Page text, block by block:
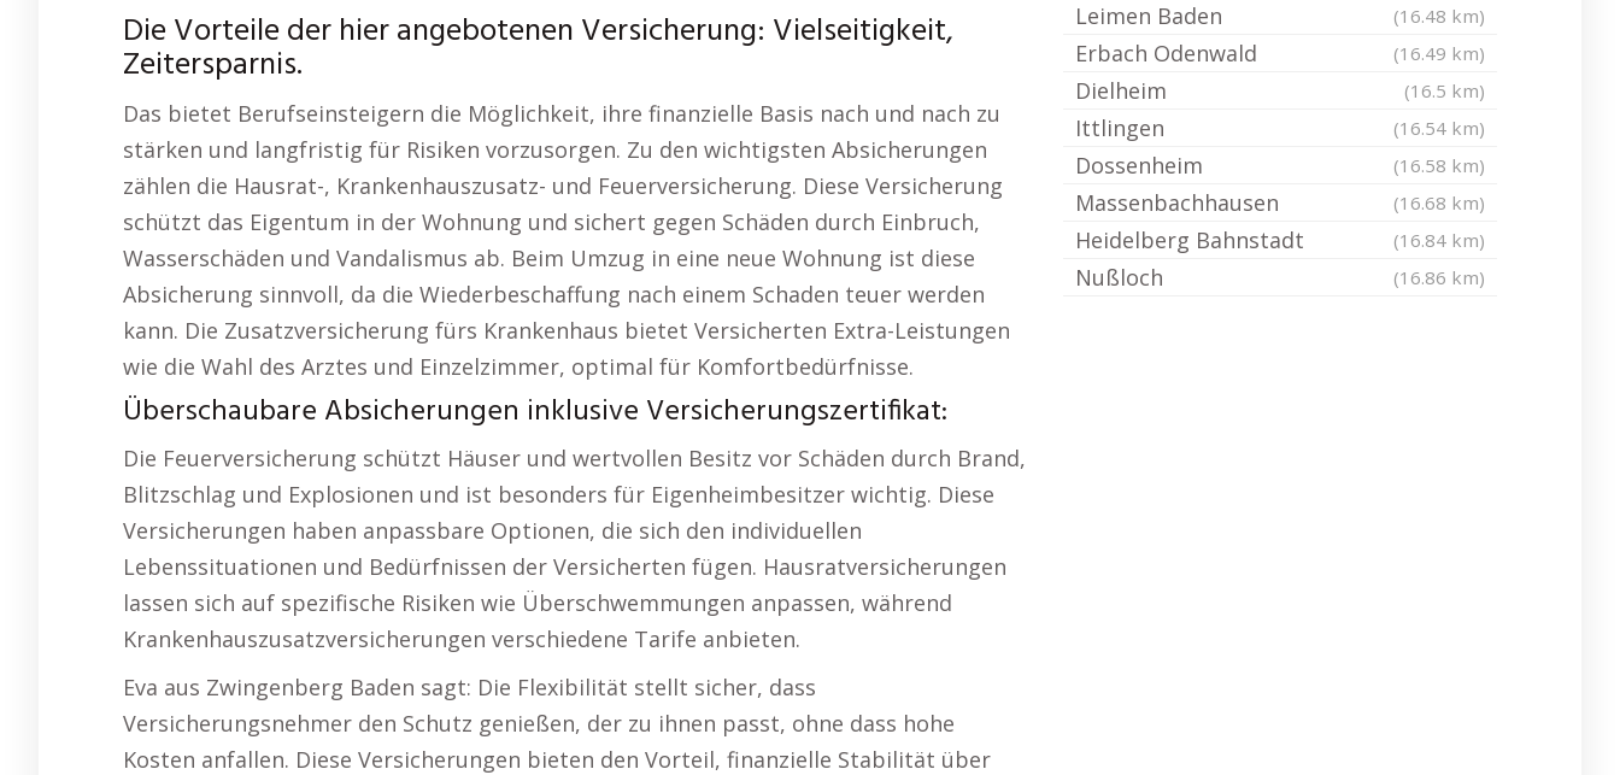
Die Vorteile der hier angebotenen Versicherung: Vielseitigkeit,
Zeitersparnis.
Das bietet Berufseinsteigern die Möglichkeit, ihre finanzielle Basis nach und nach zu
stärken und langfristig für Risiken vorzusorgen. Zu den wichtigsten Absicherungen
zählen die Hausrat-, Krankenhauszusatz- und Feuerversicherung. Diese Versicherung
schützt das Eigentum in der Wohnung und sichert gegen Schäden durch Einbruch,
Wasserschäden und Vandalismus ab. Beim Umzug in eine neue Wohnung ist diese
Absicherung sinnvoll, da die Wiederbeschaffung nach einem Schaden teuer werden
kann. Die Zusatzversicherung fürs Krankenhaus bietet Versicherten Extra-Leistungen
wie die Wahl des Arztes und Einzelzimmer, optimal für Komfortbedürfnisse.
Überschaubare Absicherungen inklusive Versicherungszertifikat:
Die Feuerversicherung schützt Häuser und wertvollen Besitz vor Schäden durch Brand,
Blitzschlag und Explosionen und ist besonders für Eigenheimbesitzer wichtig. Diese
Versicherungen haben anpassbare Optionen, die sich den individuellen
Lebenssituationen und Bedürfnissen der Versicherten fügen. Hausratversicherungen
lassen sich auf spezifische Risiken wie Überschwemmungen anpassen, während
Krankenhauszusatzversicherungen verschiedene Tarife anbieten.
Eva aus Zwingenberg Baden sagt: Die Flexibilität stellt sicher, dass
Versicherungsnehmer den Schutz genießen, der zu ihnen passt, ohne dass hohe
Kosten anfallen. Diese Versicherungen bieten den Vorteil, finanzielle Stabilität über
Leimen Baden (16.48 km)
Erbach Odenwald (16.49 km)
Dielheim (16.5 km)
Ittlingen (16.54 km)
Dossenheim (16.58 km)
Massenbachhausen (16.68 km)
Heidelberg Bahnstadt (16.84 km)
Nußloch (16.86 km)